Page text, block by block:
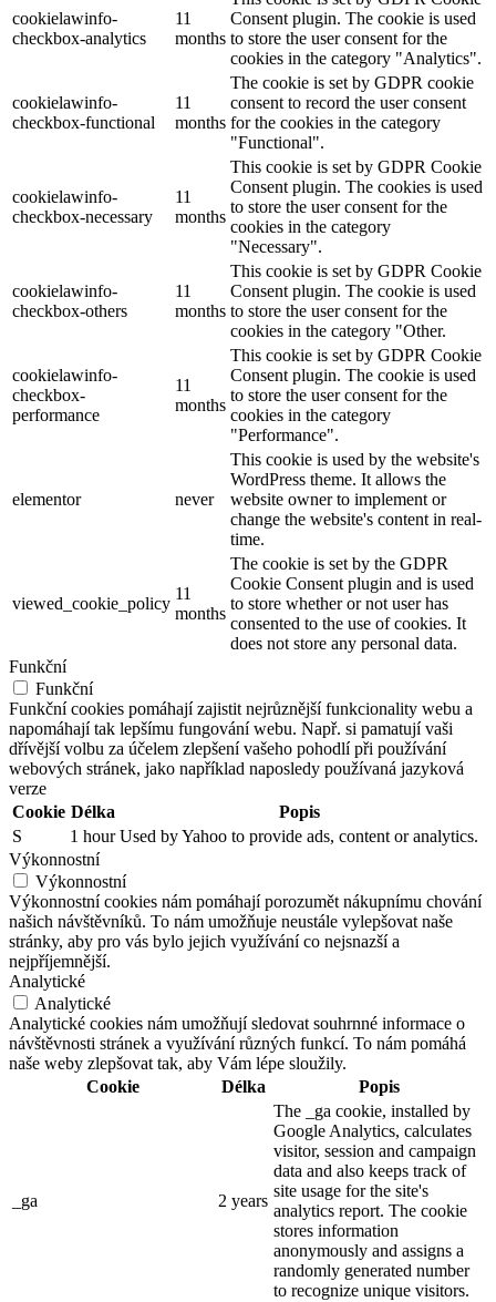
cookielawinfo-
checkbox-analytics
11
months
Consent plugin. The cookie is used
to store the user consent for the
cookies in the category "Analytics".
cookielawinfo-
checkbox-functional
11
months
The cookie is set by GDPR cookie
consent to record the user consent
for the cookies in the category
"Functional".
cookielawinfo-
checkbox-necessary
11
months
This cookie is set by GDPR Cookie
Consent plugin. The cookies is used
to store the user consent for the
cookies in the category
"Necessary".
cookielawinfo-
checkbox-others
11
months
This cookie is set by GDPR Cookie
Consent plugin. The cookie is used
to store the user consent for the
cookies in the category "Other.
cookielawinfo-
checkbox-
performance
11
months
This cookie is set by GDPR Cookie
Consent plugin. The cookie is used
to store the user consent for the
cookies in the category
"Performance".
elementor never
This cookie is used by the website's
WordPress theme. It allows the
website owner to implement or
change the website's content in real-
time.
viewed_cookie_policy
11
months
The cookie is set by the GDPR
Cookie Consent plugin and is used
to store whether or not user has
consented to the use of cookies. It
does not store any personal data.
Funkční
Funkční
Funkční cookies pomáhají zajistit nejrůznější funkcionality webu a
napomáhají tak lepšímu fungování webu. Např. si pamatují vaši
dřívější volbu za účelem zlepšení vašeho pohodlí při používání
webových stránek, jako například naposledy používaná jazyková
verze
Cookie Délka
Popis
S
1 hour Used by Yahoo to provide ads, content or analytics.
Výkonnostní
Výkonnostní
Výkonnostní cookies nám pomáhají porozumět nákupnímu chování
našich návštěvníků. To nám umožňuje neustále vylepšovat naše
stránky, aby pro vás bylo jejich využívání co nejsnazší a
nejpříjemnější.
Analytické
Analytické
Analytické cookies nám umožňují sledovat souhrnné informace o
návštěvnosti stránek a využívání různých funkcí. To nám pomáhá
naše weby zlepšovat tak, aby Vám lépe sloužily.
Cookie
Délka Popis
_ga 2 years
The _ga cookie, installed by
Google Analytics, calculates
visitor, session and campaign
data and also keeps track of
site usage for the site's
analytics report. The cookie
stores information
anonymously and assigns a
randomly generated number
to recognize unique visitors.